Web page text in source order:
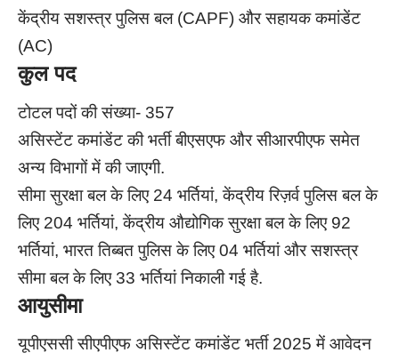
केंद्रीय सशस्त्र पुलिस बल (CAPF) और सहायक कमांडेंट
(AC)
कुल पद
टोटल पदों की संख्या- 357
असिस्टेंट कमांडेंट की भर्ती बीएसएफ और सीआरपीएफ समेत
अन्य विभागों में की जाएगी.
सीमा सुरक्षा बल के लिए 24 भर्तियां, केंद्रीय रिज़र्व पुलिस बल के
लिए 204 भर्तियां, केंद्रीय औद्योगिक सुरक्षा बल के लिए 92
भर्तियां, भारत तिब्बत पुलिस के लिए 04 भर्तियां और सशस्त्र
सीमा बल के लिए 33 भर्तियां निकाली गई है.
आयुसीमा
यूपीएससी सीएपीएफ असिस्टेंट कमांडेंट भर्ती 2025 में आवेदन